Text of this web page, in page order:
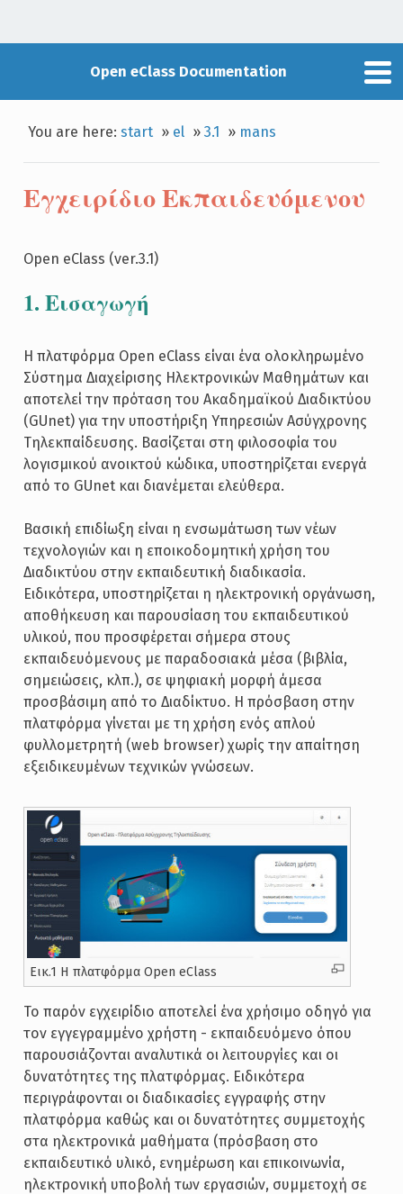
Open eClass Documentation
You are here:start » el »3.1 » mans
Εγχειρίδιο Εκπαιδευόμενου
Open eClass (ver.3.1)
1. Εισαγωγή
Η πλατφόρμα Open eClass είναι ένα ολοκληρωμένο
Σύστημα Διαχείρισης Ηλεκτρονικών Μαθημάτων και
αποτελεί την πρόταση του Ακαδημαϊκού Διαδικτύου
(GUnet) για την υποστήριξη Υπηρεσιών Ασύγχρονης
Τηλεκπαίδευσης. Βασίζεται στη φιλοσοφία του
λογισμικού ανοικτού κώδικα, υποστηρίζεται ενεργά
από το GUnet και διανέμεται ελεύθερα.
Βασική επιδίωξη είναι η ενσωμάτωση των νέων
τεχνολογιών και η εποικοδομητική χρήση του
Διαδικτύου στην εκπαιδευτική διαδικασία.
Ειδικότερα, υποστηρίζεται η ηλεκτρονική οργάνωση,
αποθήκευση και παρουσίαση του εκπαιδευτικού
υλικού, που προσφέρεται σήμερα στους
εκπαιδευόμενους με παραδοσιακά μέσα (βιβλία,
σημειώσεις, κλπ.), σε ψηφιακή μορφή άμεσα
προσβάσιμη από το Διαδίκτυο. Η πρόσβαση στην
πλατφόρμα γίνεται με τη χρήση ενός απλού
φυλλομετρητή (web browser) χωρίς την απαίτηση
εξειδικευμένων τεχνικών γνώσεων.
Εικ.1 Η πλατφόρμα Open eClass
Το παρόν εγχειρίδιο αποτελεί ένα χρήσιμο οδηγό για
τον εγγεγραμμένο χρήστη - εκπαιδευόμενο όπου
παρουσιάζονται αναλυτικά οι λειτουργίες και οι
δυνατότητες της πλατφόρμας. Ειδικότερα
περιγράφονται οι διαδικασίες εγγραφής στην
πλατφόρμα καθώς και οι δυνατότητες συμμετοχής
στα ηλεκτρονικά μαθήματα (πρόσβαση στο
εκπαιδευτικό υλικό, ενημέρωση και επικοινωνία,
ηλεκτρονική υποβολή των εργασιών, συμμετοχή σε